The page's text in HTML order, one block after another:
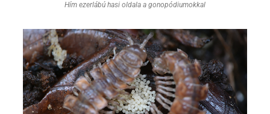
Hím ezerlábú hasi oldala a gonopódiumokkal